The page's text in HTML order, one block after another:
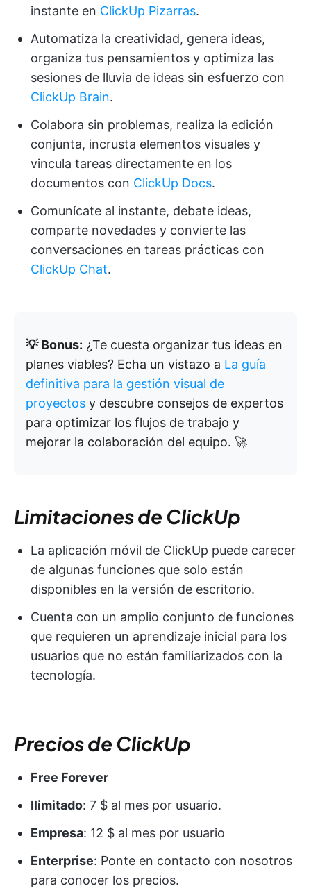
instante en ClickUp Pizarras.
Automatiza la creatividad, genera ideas,
organiza tus pensamientos y optimiza las
sesiones de lluvia de ideas sin esfuerzo con
ClickUp Brain.
Colabora sin problemas, realiza la edición
conjunta, incrusta elementos visuales y
vincula tareas directamente en los
documentos con ClickUp Docs.
Comunícate al instante, debate ideas,
comparte novedades y convierte las
conversaciones en tareas prácticas con
ClickUp Chat.
💡 Bonus: ¿Te cuesta organizar tus ideas en
planes viables? Echa un vistazo a La guía
definitiva para la gestión visual de
proyectos y descubre consejos de expertos
para optimizar los flujos de trabajo y
mejorar la colaboración del equipo. 🚀
Limitaciones de ClickUp
La aplicación móvil de ClickUp puede carecer
de algunas funciones que solo están
disponibles en la versión de escritorio.
Cuenta con un amplio conjunto de funciones
que requieren un aprendizaje inicial para los
usuarios que no están familiarizados con la
tecnología.
Precios de ClickUp
Free Forever
Ilimitado: 7 $ al mes por usuario.
Empresa: 12 $ al mes por usuario
Enterprise: Ponte en contacto con nosotros
para conocer los precios.